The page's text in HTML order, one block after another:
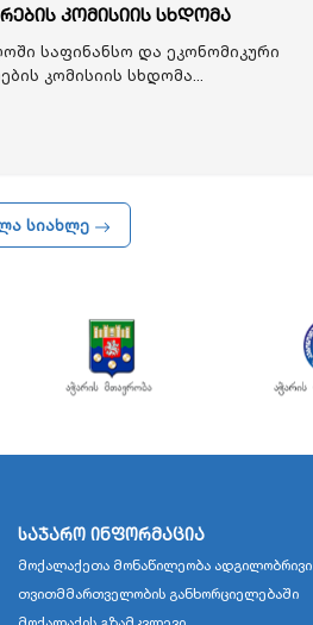
კომისიის სხდომა
საფინანსო და ეკონომიკური
კომისიის სხდომა...
სიახლე
საჯარო ინფორმაცია
მოქალაქეთა მონაწილეობა ადგილობრივი
თვითმმართველობის განხორციელებაში